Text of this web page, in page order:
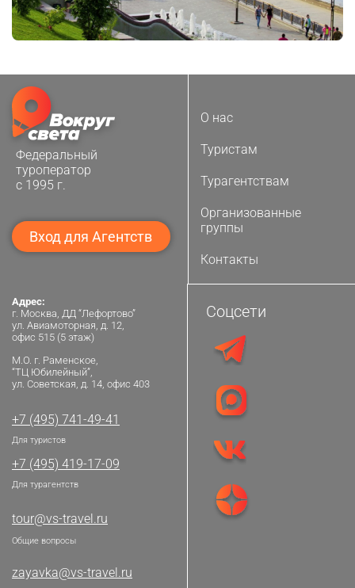
Федеральный
туроператор
с 1995 г.
Вход для Агентств
О нас
Туристам
Турагентствам
Организованные
группы
Контакты
Адрес:
г. Москва, ДД “Лефортово”
ул. Авиамоторная, д. 12,
офис 515 (5 этаж)
М.О. г. Раменское,
“ТЦ Юбилейный”,
ул. Советская, д. 14, офис 403
+7 (495) 741-49-41
Для туристов
+7 (495) 419-17-09
Для турагентств
tour@vs-travel.ru
Общие вопросы
zayavka@vs-travel.ru
Соцсети